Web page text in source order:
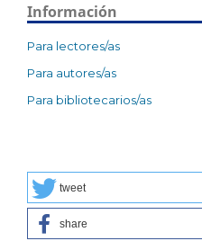
Información
Para lectores/as
Para autores/as
Para bibliotecarios/as
tweet
share